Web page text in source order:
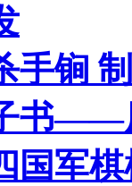
手锏
书——
国军